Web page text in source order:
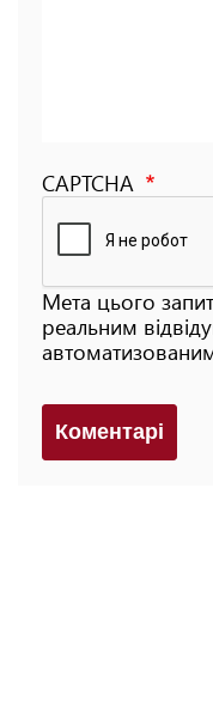
CAPTCHA
Мета цього
реальним
Коментарi